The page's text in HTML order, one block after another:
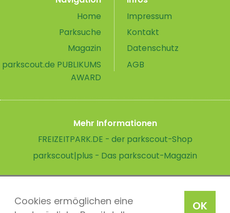
OK
Cookies ermöglichen eine
Home
Parksuche
Magazin
parkscout.de PUBLIKUMS
AWARD
Impressum
Kontakt
Datenschutz
AGB
Mehr Informationen
FREIZEITPARK.DE - der parkscout-Shop
parkscout|plus - Das parkscout-Magazin